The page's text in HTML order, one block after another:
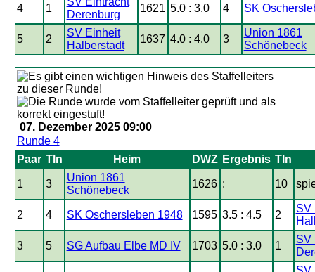
4 1
Derenburg
1621 5.0 : 3.0 4 SK
5 2
SV Einheit
Halberstadt
1637 4.0 : 4.0 3
Union 1861
Schönebeck
07. Dezember 2025 09:00
Runde 4
Paar Tln Heim DWZ Ergebnis Tln
1 3
Union 1861
Schönebeck
1626 : 10
2 4 SK Oschersleben 1948 1595 3.5 : 4.5 2
SV
3 5 SG Aufbau Elbe MD IV 1703 5.0 : 3.0 1
SV